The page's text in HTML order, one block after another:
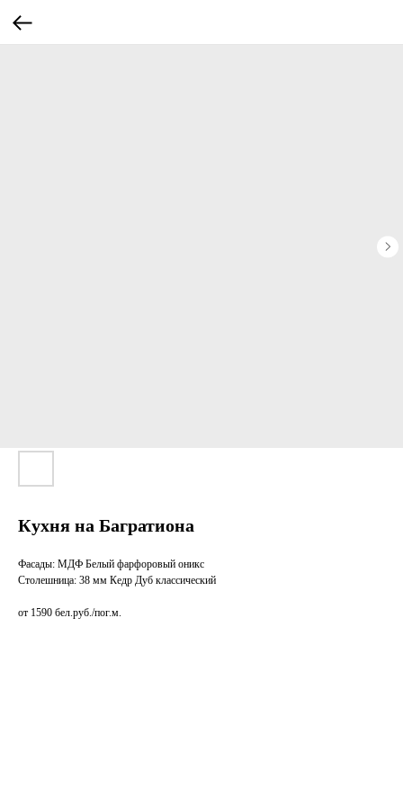
Кухня на Багратиона
Фасады: МДФ Белый фарфоровый оникс
Столешница: 38 мм Кедр Дуб классический
от 1590 бел.руб./пог.м.